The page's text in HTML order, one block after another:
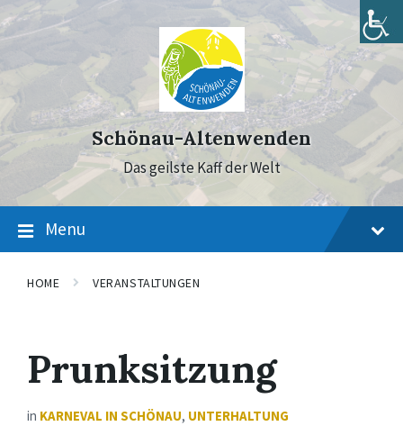
to
content
to
main
navigation
to
footer
Schönau-Altenwenden
Das geilste Kaff der Welt
Menu
HOME VERANSTALTUNGEN
Prunksitzung
in KARNEVAL IN SCHÖNAU, UNTERHALTUNG